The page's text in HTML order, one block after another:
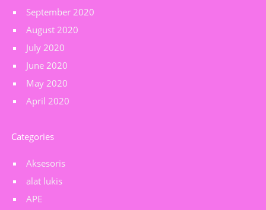
September 2020
August 2020
July 2020
June 2020
May 2020
April 2020
Categories
Aksesoris
alat lukis
APE